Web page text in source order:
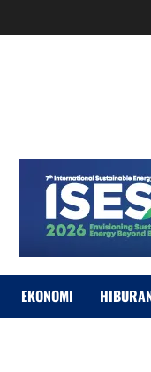
EKONOMI